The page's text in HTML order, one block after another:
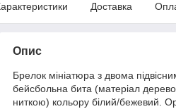
Доставка
Опис
Брелок мініатюра з двома
бейсбольна бита (матеріал
ниткою) кольору білий/бежевий.